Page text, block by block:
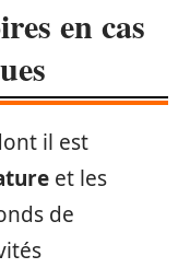
en cas
il est
et les
de